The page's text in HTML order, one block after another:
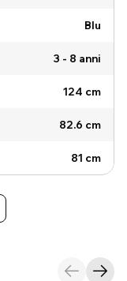
Blu
3 - 8 anni
124 cm
82.6 cm
81 cm